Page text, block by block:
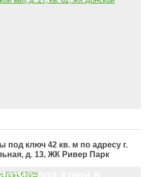
под ключ 42 кв. м по адресу г.
д. 13, ЖК Ривер Парк